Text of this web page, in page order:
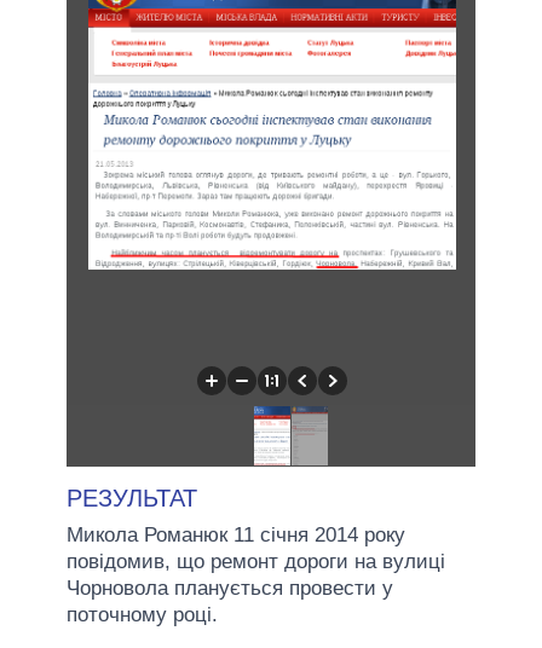
РЕЗУЛЬТАТ
Микола Романюк 11 січня 2014 року
повідомив, що ремонт дороги на вулиці
Чорновола планується провести у
поточному році.